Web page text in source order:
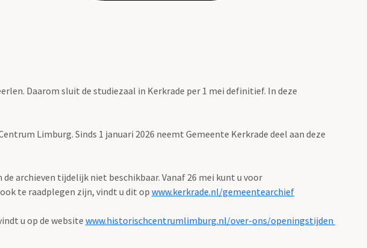
Daarom sluit de studiezaal in Kerkrade per 1 mei definitief. In deze
Limburg. Sinds 1 januari 2026 neemt Gemeente Kerkrade deel aan deze
archieven tijdelijk niet beschikbaar. Vanaf 26 mei kunt u voor
te raadplegen zijn, vindt u dit op www.kerkrade.nl/gemeentearchief
u op de website www.historischcentrumlimburg.nl/over-ons/openingstijden